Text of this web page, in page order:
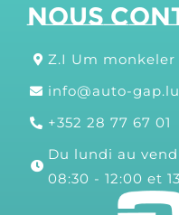
Nous
Z.I Um monkeler
info@auto-gap.lu
+352 28 77 67 01
Du lundi au
08:30 - 12:00 et